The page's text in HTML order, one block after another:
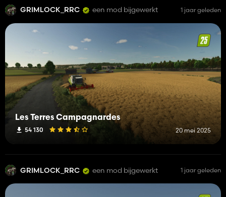
GRIMLOCK_RRC een mod bijgewerkt 1 jaar geleden
Les Terres Campagnardes
54 130 20 mei 2025
GRIMLOCK_RRC een mod bijgewerkt 1 jaar geleden